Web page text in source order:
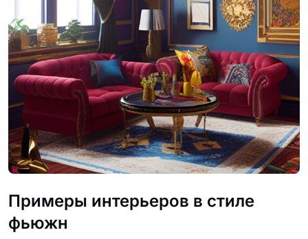
Примеры интерьеров в стиле
фьюжн